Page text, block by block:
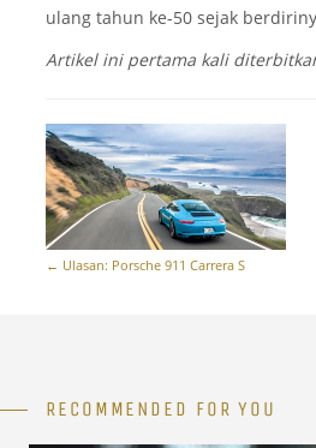
ulang tahun ke-50 sejak
Artikel ini pertama kali
← Ulasan: Porsche 911 Carrera S
RECOMMENDED FOR YOU